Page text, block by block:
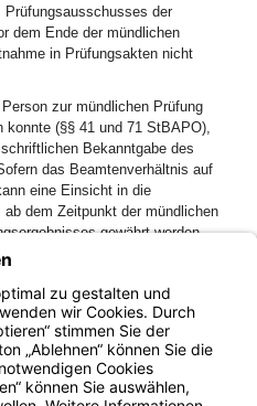
der
dem Ende der mündlichen
in Prüfungsakten nicht
zur mündlichen Prüfung
konnte (§§ 41 und 71 StBAPO),
Bekanntgabe des
das Beamtenverhältnis auf
eine Einsicht in die
ab dem Zeitpunkt der mündlichen
gewährt werden.
beaufsichtigten.
Einsichtnahme in seine
bereitzustellen.